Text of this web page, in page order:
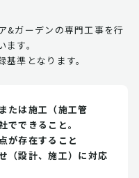
&ガーデンの専門工事を行
す。
準となります。
たは施工（施工管
でできること。
が存在すること
（設計、施工）に対応